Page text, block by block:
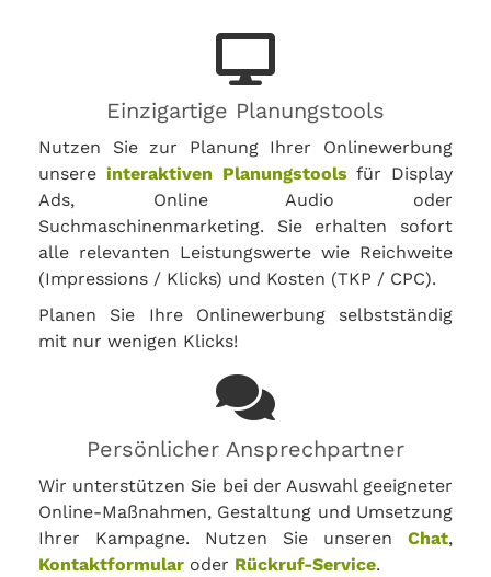
Einzigartige Planungstools
Nutzen Sie zur Planung Ihrer Onlinewerbung
unsere interaktiven Planungstools für Display
Ads, Online Audio oder
Suchmaschinenmarketing. Sie erhalten sofort
alle relevanten Leistungswerte wie Reichweite
(Impressions / Klicks) und Kosten (TKP / CPC).
Planen Sie Ihre Onlinewerbung selbstständig
mit nur wenigen Klicks!
Persönlicher Ansprechpartner
Wir unterstützen Sie bei der Auswahl geeigneter
Online-Maßnahmen, Gestaltung und Umsetzung
Ihrer Kampagne. Nutzen Sie unseren Chat,
Kontaktformular oder Rückruf-Service.